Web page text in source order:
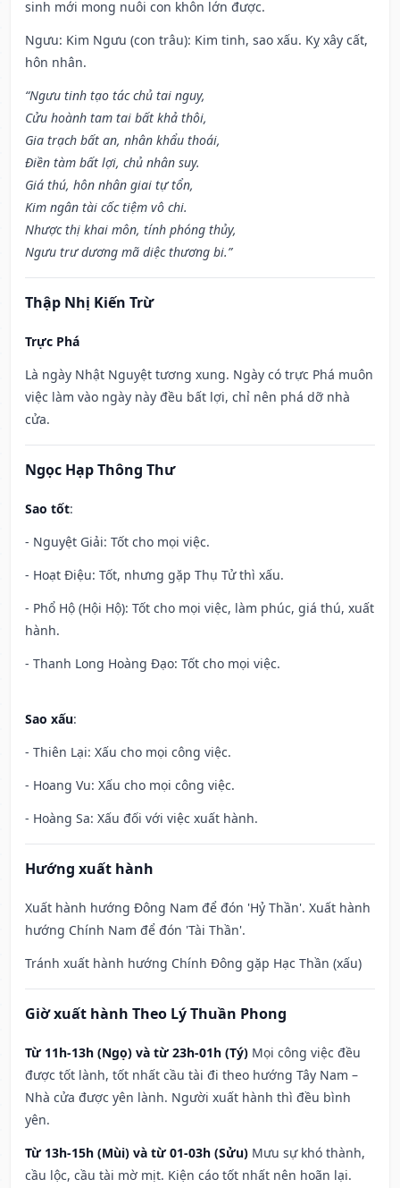
sinh mới mong nuôi con khôn lớn được.
Ngưu: Kim Ngưu (con trâu): Kim tinh, sao xấu. Kỵ xây cất,
hôn nhân.
“Ngưu tinh tạo tác chủ tai nguy,
Cửu hoành tam tai bất khả thôi,
Gia trạch bất an, nhân khẩu thoái,
Điền tàm bất lợi, chủ nhân suy.
Giá thú, hôn nhân giai tự tổn,
Kim ngân tài cốc tiệm vô chi.
Nhược thị khai môn, tính phóng thủy,
Ngưu trư dương mã diệc thương bi.”
Thập Nhị Kiến Trừ
Trực Phá
Là ngày Nhật Nguyệt tương xung. Ngày có trực Phá muôn
việc làm vào ngày này đều bất lợi, chỉ nên phá dỡ nhà
cửa.
Ngọc Hạp Thông Thư
Sao tốt:
- Nguyệt Giải: Tốt cho mọi việc.
- Hoạt Điệu: Tốt, nhưng gặp Thụ Tử thì xấu.
- Phổ Hộ (Hội Hộ): Tốt cho mọi việc, làm phúc, giá thú, xuất
hành.
- Thanh Long Hoàng Đạo: Tốt cho mọi việc.
Sao xấu:
- Thiên Lại: Xấu cho mọi công việc.
- Hoang Vu: Xấu cho mọi công việc.
- Hoàng Sa: Xấu đối với việc xuất hành.
Hướng xuất hành
Xuất hành hướng Đông Nam để đón 'Hỷ Thần'. Xuất hành
hướng Chính Nam để đón 'Tài Thần'.
Tránh xuất hành hướng Chính Đông gặp Hạc Thần (xấu)
Giờ xuất hành Theo Lý Thuần Phong
Từ 11h-13h (Ngọ) và từ 23h-01h (Tý) Mọi công việc đều
được tốt lành, tốt nhất cầu tài đi theo hướng Tây Nam –
Nhà cửa được yên lành. Người xuất hành thì đều bình
yên.
Từ 13h-15h (Mùi) và từ 01-03h (Sửu) Mưu sự khó thành,
cầu lộc, cầu tài mờ mịt. Kiện cáo tốt nhất nên hoãn lại.